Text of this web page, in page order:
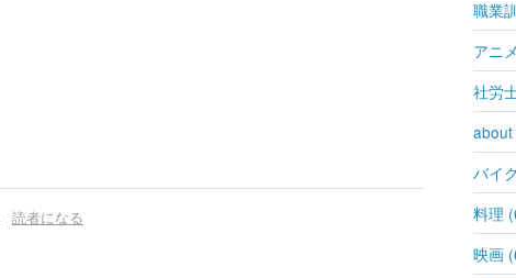
読者になる
職業
アニ
社労
バイ
料理
映画